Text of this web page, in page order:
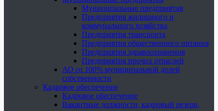
Муниципальные предприятия
Предприятия жилищного и
коммунального хозяйства
Предприятия транспорта
Предприятия общественного питания
Предприятия здравоохранения
Предприятия прочих отраслей
АО со 100% муниципальной долей
собственности
Кадровое обеспечение
Кадровое обеспечение
Вакантные должности, кадровый резерв,